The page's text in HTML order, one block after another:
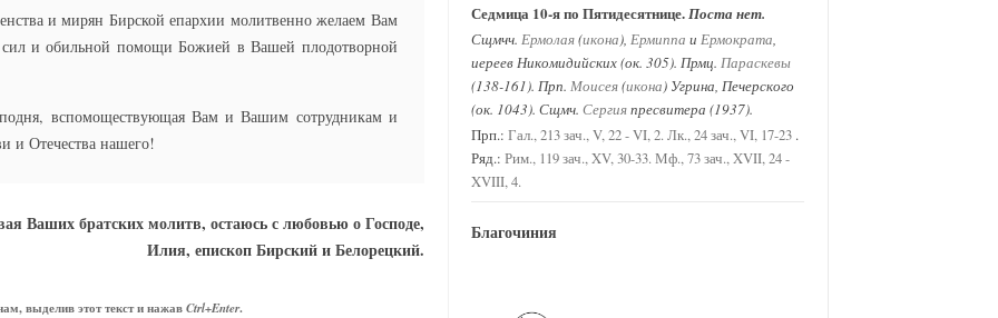
и мирян Бирской епархии молитвенно желаем Вам
сил и обильной помощи Божией в Вашей плодотворной
вспомоществующая Вам и Вашим сотрудникам и
и Отечества нашего!
Ваших братских молитв, остаюсь с любовью о Господе,
Илия, епископ Бирский и Белорецкий.
выделив этот текст и нажавCtrl+Enter.
Седмица 10-я по Пятидесятнице.Поста нет.
Сщмчч.Ермолая(икона),Ермиппа иЕрмократа,
иереев Никомидийских (ок. 305). Прмц.Параскевы
(138-161). Прп.Моисея(икона) Угрина, Печерского
(ок. 1043). Сщмч.Сергияпресвитера (1937).
Прп.:Гал., 213 зач., V, 22 - VI, 2. Лк., 24 зач., VI, 17-23 .
Ряд.:Рим., 119 зач., XV, 30-33. Мф., 73 зач., XVII, 24 -
XVIII, 4.
Благочиния